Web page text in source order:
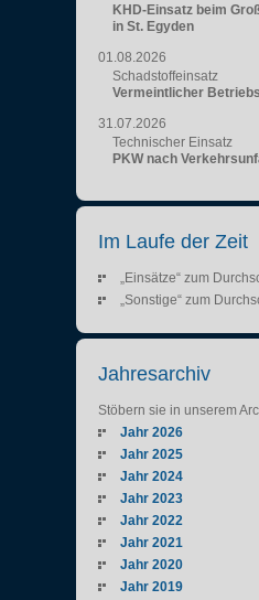
KHD-Einsatz beim
in St. Egyden
01.08.2026
Schadstoffeinsatz
Vermeintlicher
31.07.2026
Technischer Einsatz
PKW nach
Im Laufe der Zeit
„Einsätze“ zum
„Sonstige“ zum
Jahresarchiv
Stöbern sie in unserem
Jahr 2026
Jahr 2025
Jahr 2024
Jahr 2023
Jahr 2022
Jahr 2021
Jahr 2020
Jahr 2019